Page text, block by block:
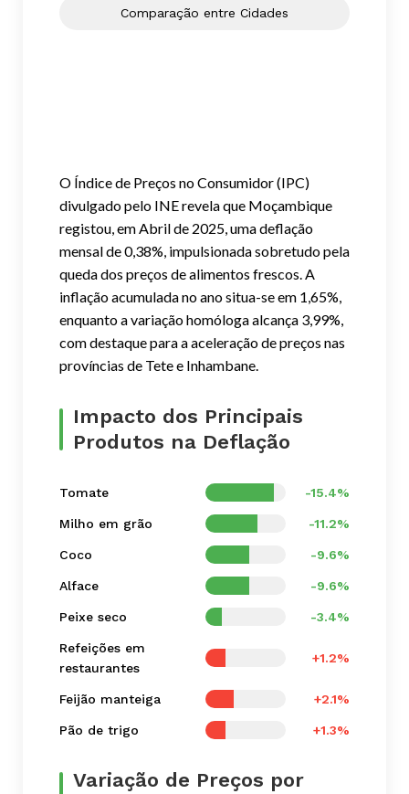
Comparação entre Cidades
O Índice de Preços no Consumidor (IPC)
divulgado pelo INE revela que Moçambique
registou, em Abril de 2025, uma deflação
mensal de 0,38%, impulsionada sobretudo pela
queda dos preços de alimentos frescos. A
inflação acumulada no ano situa-se em 1,65%,
enquanto a variação homóloga alcança 3,99%,
com destaque para a aceleração de preços nas
províncias de Tete e Inhambane.
Impacto dos Principais
Produtos na Deflação
Tomate -15.4%
Milho em grão -11.2%
Coco -9.6%
Alface -9.6%
Peixe seco -3.4%
Refeições em
restaurantes
+1.2%
Feijão manteiga +2.1%
Pão de trigo +1.3%
Variação de Preços por